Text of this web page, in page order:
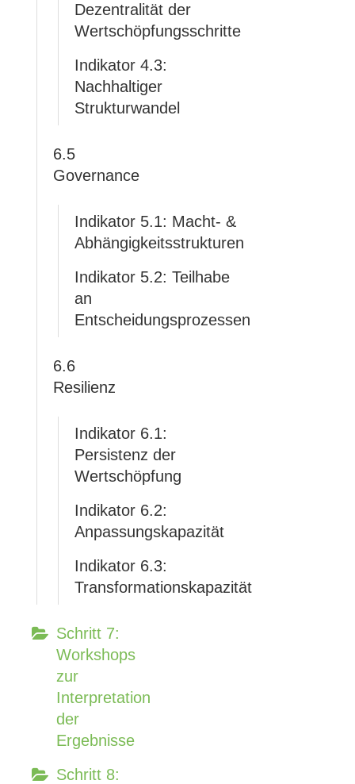
Dezentralität der
Wertschöpfungsschritte
Indikator 4.3:
Nachhaltiger
Strukturwandel
6.5
Governance
Indikator 5.1: Macht- &
Abhängigkeitsstrukturen
Indikator 5.2: Teilhabe
an
Entscheidungsprozessen
6.6
Resilienz
Indikator 6.1:
Persistenz der
Wertschöpfung
Indikator 6.2:
Anpassungskapazität
Indikator 6.3:
Transformationskapazität
Schritt 7:
Workshops
zur
Interpretation
der
Ergebnisse
Schritt 8: